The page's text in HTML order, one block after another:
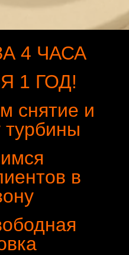
4 ЧАСА
1 ГОД!
снятие и
турбины
в